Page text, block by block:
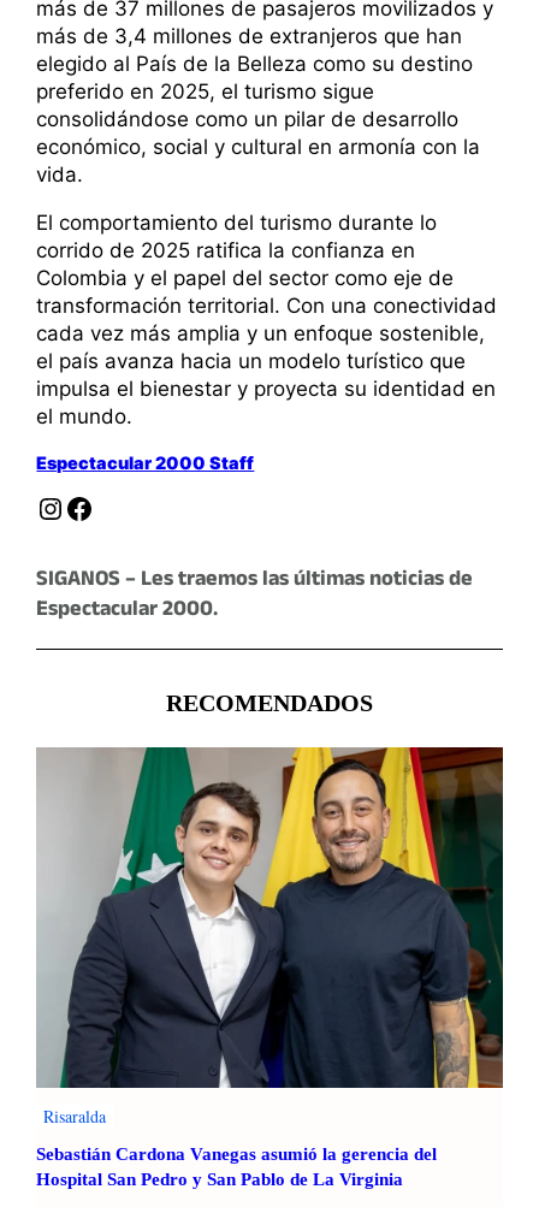
más de 37 millones de pasajeros movilizados y
más de 3,4 millones de extranjeros que han
elegido al País de la Belleza como su destino
preferido en 2025, el turismo sigue
consolidándose como un pilar de desarrollo
económico, social y cultural en armonía con la
vida.
El comportamiento del turismo durante lo
corrido de 2025 ratifica la confianza en
Colombia y el papel del sector como eje de
transformación territorial. Con una conectividad
cada vez más amplia y un enfoque sostenible,
el país avanza hacia un modelo turístico que
impulsa el bienestar y proyecta su identidad en
el mundo.
Espectacular 2000 Staff
Instagram Facebook
SIGANOS – Les traemos las últimas noticias de
Espectacular 2000.
RECOMENDADOS
Risaralda
Sebastián Cardona Vanegas asumió la gerencia del
Hospital San Pedro y San Pablo de La Virginia